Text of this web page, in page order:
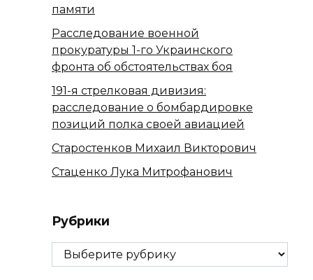
памяти
Расследование военной
прокуратуры 1-го Украинского
фронта об обстоятельствах боя
191-я стрелковая дивизия:
расследование о бомбардировке
позиций полка своей авиацией
Старостенков Михаил Викторович
Стаценко Лука Митрофанович
Рубрики
Рубрики